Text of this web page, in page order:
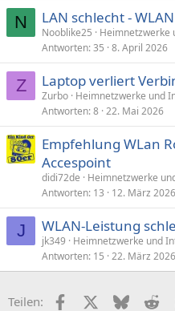
N LAN schlecht -
Nooblike25
Heimnetzwerke
Antworten 35 8. April 2026
Z Laptop verliert
Zurbo Heimnetzwerke und
Antworten 8 22. Mai 2026
Empfehlung WLan
Accespoint
didi72de
Heimnetzwerke
Antworten 13 12. März 2026
J WLAN-Leistung
jk349
Heimnetzwerke und
Antworten 15 22. März 2026
Teilen: FacebookX (Twitter)
Bluesky